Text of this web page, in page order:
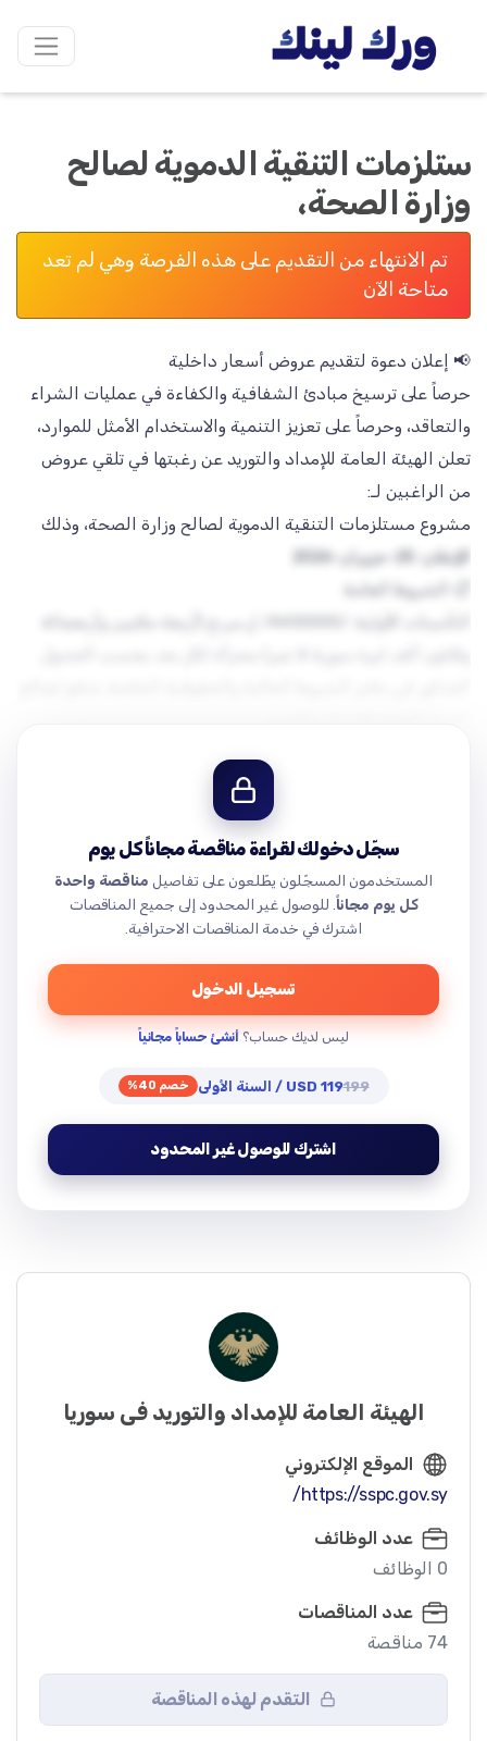
ستلزمات التنقية الدموية لصالح
وزارة الصحة،
تم الانتهاء من التقديم على هذه الفرصة وهي لم تعد
متاحة الآن
حرصاً على ترسيخ مبادئ الشفافية والكفاءة في عمليات الشراء
والتعاقد، وحرصاً على تعزيز التنمية والاستخدام الأمثل للموارد،
تعلن الهيئة العامة للإمداد والتوريد عن رغبتها في تلقي عروض
مشروع مستلزمات التنقية الدموية لصالح وزارة الصحة، وذلك
وفقاً للمواصفات والشروط المفصلة الواردة في دفاتر الشروط
غرامة التأخير: واحد بالألف من إجمالي قيمة المواد عن كل يوم
المدة التي يجب أن يبقى العارض ملتزماً بعرضه: 90 يوماً تقويمياً
سجّل دخولك لقراءة مناقصة مجاناً كل يوم
المستخدمون المسجّلون يطّلعون على تفاصيل مناقصة واحدة
كل يوم مجاناً . للوصول غير المحدود إلى جميع المناقصات
اشترك في خدمة المناقصات الاحترافية.
تسجيل الدخول
ليس لديك حساب؟ أنشئ حساباً مجانياً
199119 USD / السنة الأولى خصم 40%
اشترك للوصول غير المحدود
الهيئة العامة للإمداد والتوريد في سوريا
الموقع الإلكتروني
https://sspc.gov.sy/
عدد الوظائف
0 الوظائف
عدد المناقصات
74 مناقصة